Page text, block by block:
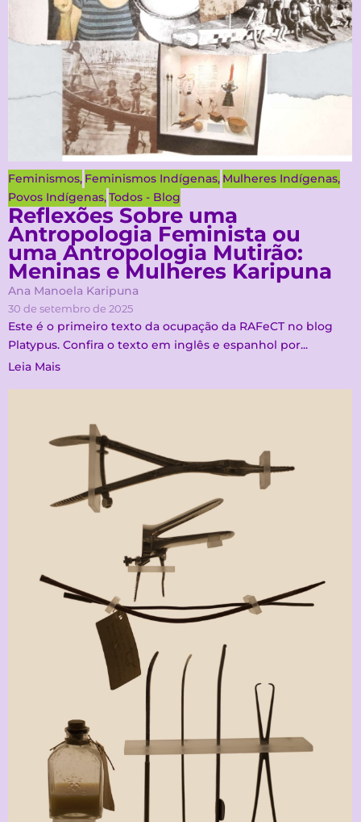
Feminismos, Feminismos Indígenas, Mulheres Indígenas,
Povos Indígenas,Todos - Blog
Reflexões Sobre uma
Antropologia Feminista ou
uma Antropologia Mutirão:
Meninas e Mulheres Karipuna
Ana Manoela Karipuna
30 de setembro de 2025
Este é o primeiro texto da ocupação da RAFeCT no blog
Platypus. Confira o texto em inglês e espanhol por...
Leia Mais